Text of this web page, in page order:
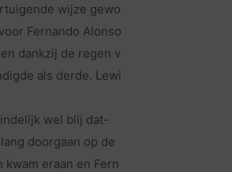
wijze gewo
Fernando Alonso
dankzij de regen v
als derde. Lewi
wel blij dat-
doorgaan op de
eraan en Fern